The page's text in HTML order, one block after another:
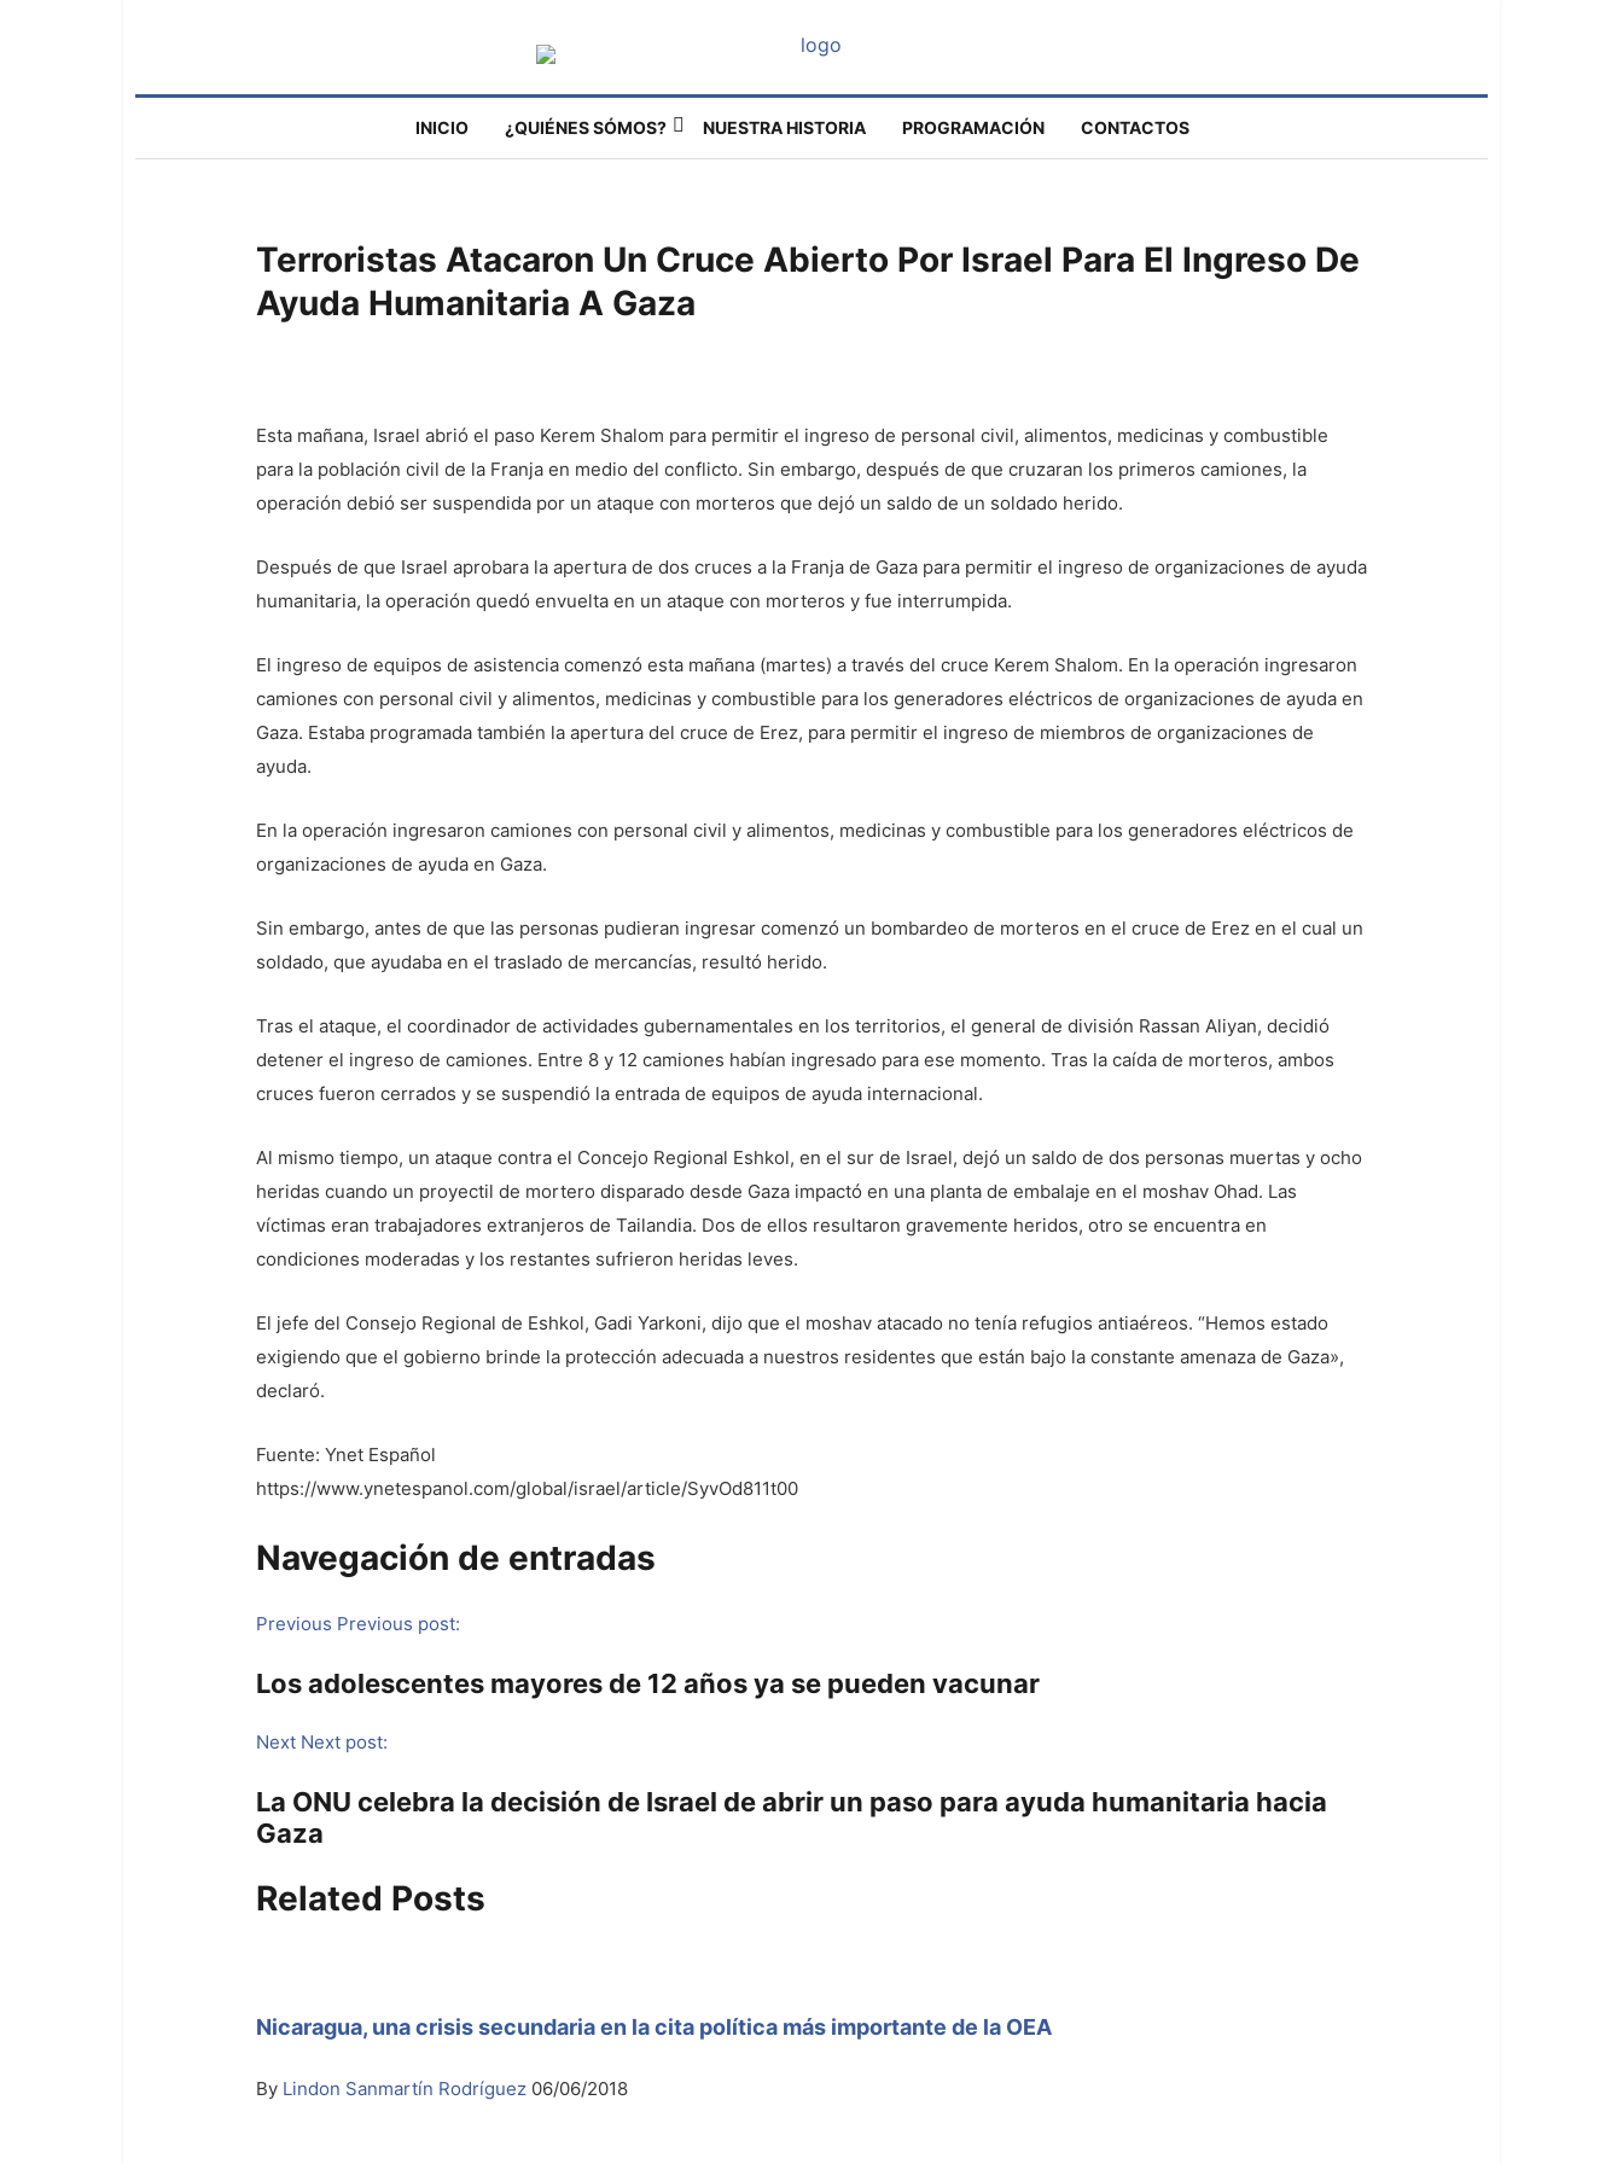
INICIO ¿QUIÉNES SÓMOS? NUESTRA HISTORIA PROGRAMACIÓN CONTACTOS
Terroristas Atacaron Un Cruce Abierto Por Israel Para El Ingreso De
Ayuda Humanitaria A Gaza
Esta mañana, Israel abrió el paso Kerem Shalom para permitir el ingreso de personal civil, alimentos, medicinas y combustible
para la población civil de la Franja en medio del conflicto. Sin embargo, después de que cruzaran los primeros camiones, la
operación debió ser suspendida por un ataque con morteros que dejó un saldo de un soldado herido.
Después de que Israel aprobara la apertura de dos cruces a la Franja de Gaza para permitir el ingreso de organizaciones de ayuda
humanitaria, la operación quedó envuelta en un ataque con morteros y fue interrumpida.
El ingreso de equipos de asistencia comenzó esta mañana (martes) a través del cruce Kerem Shalom. En la operación ingresaron
camiones con personal civil y alimentos, medicinas y combustible para los generadores eléctricos de organizaciones de ayuda en
Gaza. Estaba programada también la apertura del cruce de Erez, para permitir el ingreso de miembros de organizaciones de
ayuda.
En la operación ingresaron camiones con personal civil y alimentos, medicinas y combustible para los generadores eléctricos de
organizaciones de ayuda en Gaza.
Sin embargo, antes de que las personas pudieran ingresar comenzó un bombardeo de morteros en el cruce de Erez en el cual un
soldado, que ayudaba en el traslado de mercancías, resultó herido.
Tras el ataque, el coordinador de actividades gubernamentales en los territorios, el general de división Rassan Aliyan, decidió
detener el ingreso de camiones. Entre 8 y 12 camiones habían ingresado para ese momento. Tras la caída de morteros, ambos
cruces fueron cerrados y se suspendió la entrada de equipos de ayuda internacional.
Al mismo tiempo, un ataque contra el Concejo Regional Eshkol, en el sur de Israel, dejó un saldo de dos personas muertas y ocho
heridas cuando un proyectil de mortero disparado desde Gaza impactó en una planta de embalaje en el moshav Ohad. Las
víctimas eran trabajadores extranjeros de Tailandia. Dos de ellos resultaron gravemente heridos, otro se encuentra en
condiciones moderadas y los restantes sufrieron heridas leves.
El jefe del Consejo Regional de Eshkol, Gadi Yarkoni, dijo que el moshav atacado no tenía refugios antiaéreos. “Hemos estado
exigiendo que el gobierno brinde la protección adecuada a nuestros residentes que están bajo la constante amenaza de Gaza»,
declaró.
Fuente: Ynet Español
https://www.ynetespanol.com/global/israel/article/SyvOd811t00
Navegación de entradas
Previous Previous post:
Los adolescentes mayores de 12 años ya se pueden vacunar
Next Next post:
La ONU celebra la decisión de Israel de abrir un paso para ayuda humanitaria hacia
Gaza
Related Posts
Nicaragua, una crisis secundaria en la cita política más importante de la OEA
By Lindon Sanmartín Rodríguez 06/06/2018